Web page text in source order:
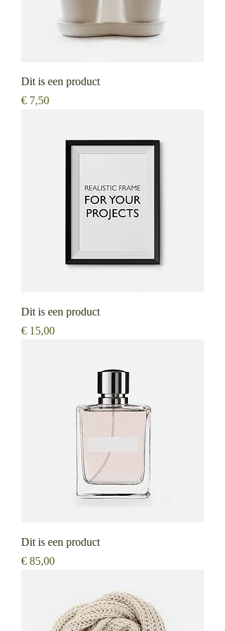
Dit is een product
Prijs
€ 7,50
Dit is een product
Prijs
€ 15,00
Dit is een product
Prijs
€ 85,00